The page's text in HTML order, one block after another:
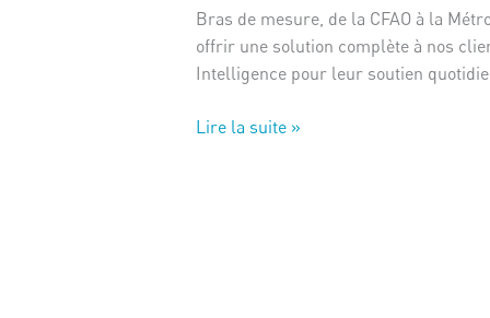
Bras de mesure, de la CFAO à la
offrir une solution complète à nos
Intelligence pour leur soutien
Lire la suite »